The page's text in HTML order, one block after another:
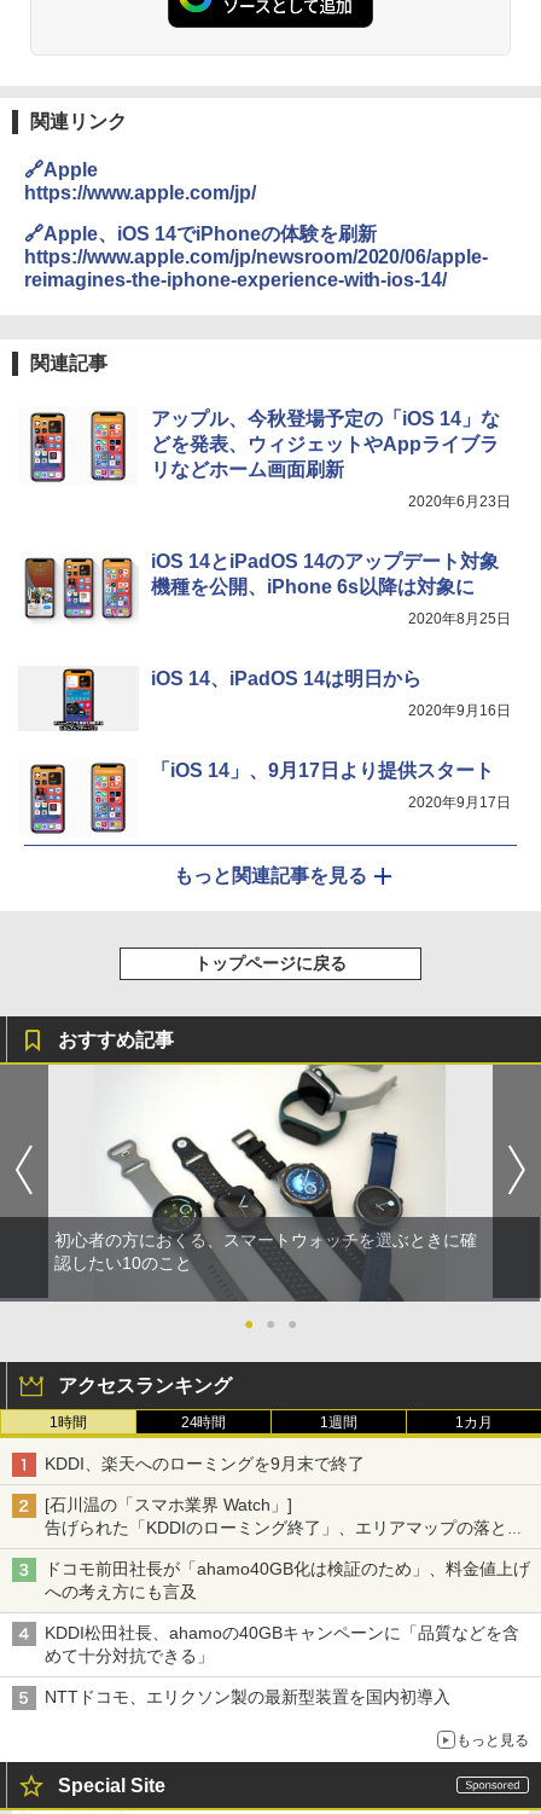
関連リンク
🔗Apple
https://www.apple.com/jp/
🔗Apple、iOS 14でiPhoneの体験を刷新
https://www.apple.com/jp/newsroom/2020/06/apple-
reimagines-the-iphone-experience-with-ios-14/
関連記事
アップル、今秋登場予定の「iOS 14」な
どを発表、ウィジェットやAppライブラ
リなどホーム画面刷新
2020年6月23日
iOS 14とiPadOS 14のアップデート対象
機種を公開、iPhone 6s以降は対象に
2020年8月25日
iOS 14、iPadOS 14は明日から
2020年9月16日
「iOS 14」、9月17日より提供スタート
2020年9月17日
もっと関連記事を見る
トップページに戻る
おすすめ記事
初心者の方におくる、スマートウォッチを選ぶときに確
認したい10のこと
● ● ●
アクセスランキング
1時間 24時間 1週間 1カ月
KDDI、楽天へのローミングを9月末で終了
[石川温の「スマホ業界 Watch」]
告げられた「KDDIのローミング終了」、エリアマップの落とし
穴と楽天モバイルの課題
ドコモ前田社長が「ahamo40GB化は検証のため」、料金値上げ
への考え方にも言及
KDDI松田社長、ahamoの40GBキャンペーンに「品質などを含
めて十分対抗できる」
NTTドコモ、エリクソン製の最新型装置を国内初導入
もっと見る
Special Site